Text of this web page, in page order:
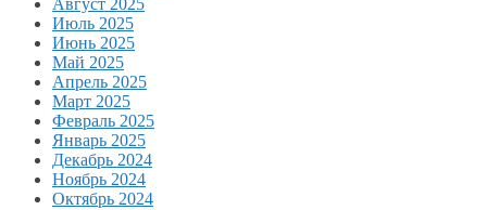
Август 2025
Июль 2025
Июнь 2025
Май 2025
Апрель 2025
Март 2025
Февраль 2025
Январь 2025
Декабрь 2024
Ноябрь 2024
Октябрь 2024